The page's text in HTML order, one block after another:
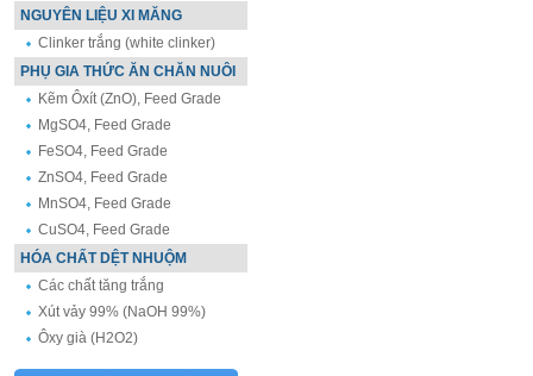
NGUYÊN LIỆU XI MĂNG
Clinker trắng (white clinker)
PHỤ GIA THỨC ĂN CHĂN NUÔI
Kẽm Ôxít (ZnO), Feed Grade
MgSO4, Feed Grade
FeSO4, Feed Grade
ZnSO4, Feed Grade
MnSO4, Feed Grade
CuSO4, Feed Grade
HÓA CHẤT DỆT NHUỘM
Các chất tăng trắng
Xút vảy 99% (NaOH 99%)
Ôxy già (H2O2)